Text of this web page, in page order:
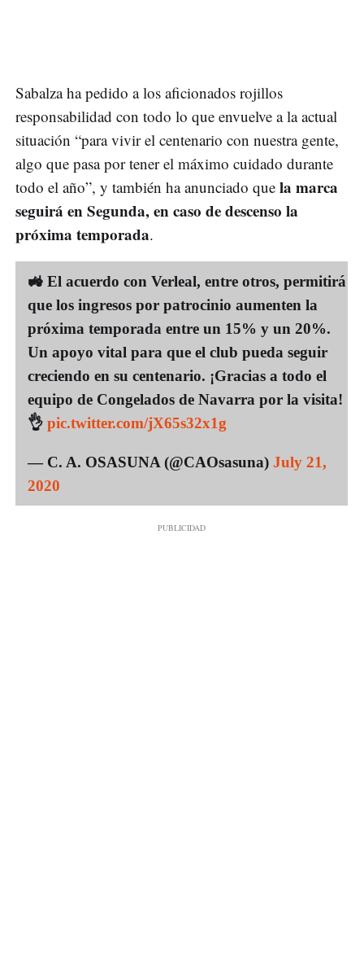
Sabalza ha pedido a los aficionados rojillos
responsabilidad con todo lo que envuelve a la actual
situación “para vivir el centenario con nuestra gente,
algo que pasa por tener el máximo cuidado durante
todo el año”, y también ha anunciado que la marca
seguirá en Segunda, en caso de descenso la
próxima temporada.
🚜 El acuerdo con Verleal, entre otros, permitirá
que los ingresos por patrocinio aumenten la
próxima temporada entre un 15% y un 20%.
Un apoyo vital para que el club pueda seguir
creciendo en su centenario. ¡Gracias a todo el
equipo de Congelados de Navarra por la visita!
👌 pic.twitter.com/jX65s32x1g
— C. A. OSASUNA (@CAOsasuna) July 21,
2020